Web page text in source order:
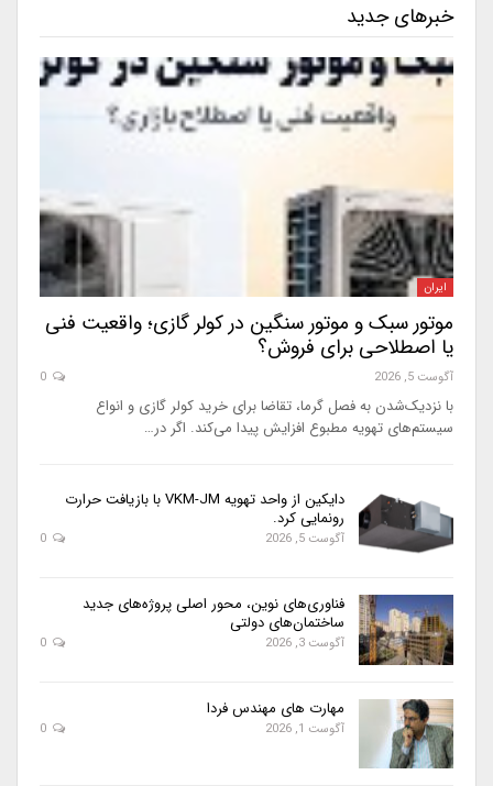
خبرهای جدید
ایران
موتور سبک و موتور سنگین در کولر گازی؛ واقعیت فنی
یا اصطلاحی برای فروش؟
آگوست 5, 2026
با نزدیک‌شدن به فصل گرما، تقاضا برای خرید کولر گازی و انواع
سیستم‌های تهویه مطبوع افزایش پیدا می‌کند. اگر در…
دایکین از واحد تهویه VKM-JM با بازیافت حرارت
رونمایی کرد.
آگوست 5, 2026
فناوری‌های نوین، محور اصلی پروژه‌های جدید
ساختمان‌های دولتی
آگوست 3, 2026
مهارت های مهندس فردا
آگوست 1, 2026